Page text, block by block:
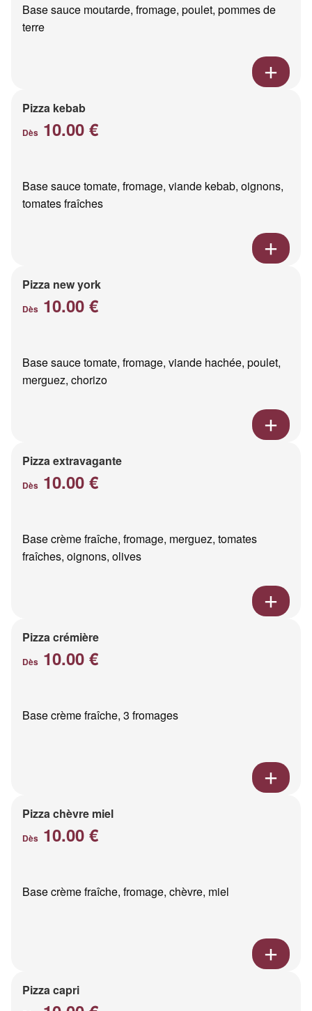
Base sauce moutarde, fromage, poulet, pommes de
terre
Pizza kebab
Dès 10.00 €
Base sauce tomate, fromage, viande kebab, oignons,
tomates fraîches
Pizza new york
Dès 10.00 €
Base sauce tomate, fromage, viande hachée, poulet,
merguez, chorizo
Pizza extravagante
Dès 10.00 €
Base crème fraîche, fromage, merguez, tomates
fraîches, oignons, olives
Pizza crémière
Dès 10.00 €
Base crème fraîche, 3 fromages
Pizza chèvre miel
Dès 10.00 €
Base crème fraîche, fromage, chèvre, miel
Pizza capri